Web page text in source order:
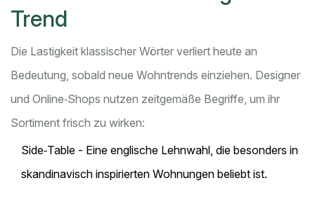
Trend
Die Lastigkeit klassischer Wörter verliert heute an
Bedeutung, sobald neue Wohntrends einziehen. Designer
und Online‑Shops nutzen zeitgemäße Begriffe, um ihr
Sortiment frisch zu wirken:
Side‑Table - Eine englische Lehnwahl, die besonders in
skandinavisch inspirierten Wohnungen beliebt ist.